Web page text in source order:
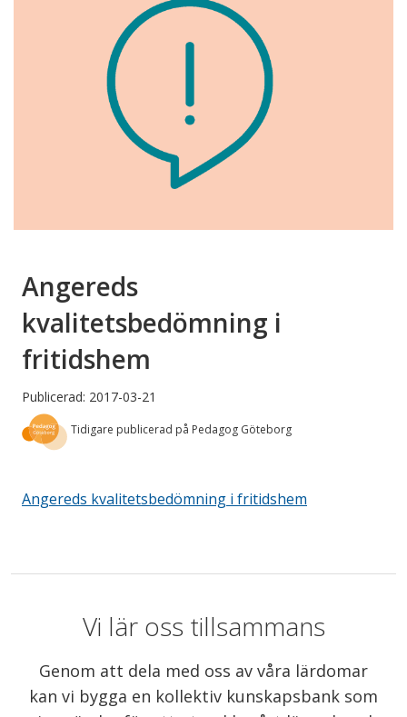
Angereds
kvalitetsbedömning i
fritidshem
Publicerad: 2017-03-21
Tidigare publicerad på Pedagog Göteborg
Angereds kvalitetsbedömning i fritidshem
Vi lär oss tillsammans
Genom att dela med oss av våra lärdomar
kan vi bygga en kollektiv kunskapsbank som